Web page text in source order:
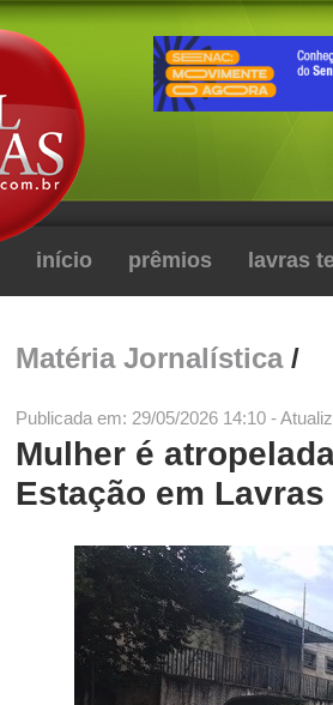
início prêmios lavras
Matéria Jornalística/
Publicada em: 29/05/2026 14:10 -
Mulher é
Estação em Lavras